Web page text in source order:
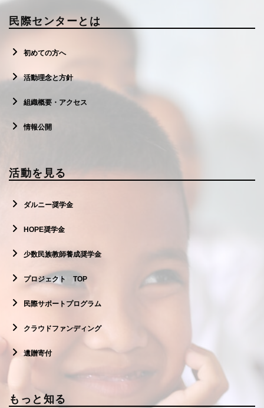
民際センターとは
初めての方へ
活動理念と方針
組織概要・アクセス
情報公開
活動を見る
ダルニー奨学金
HOPE奨学金
少数民族教師養成奨学金
プロジェクト TOP
民際サポートプログラム
クラウドファンディング
遺贈寄付
もっと知る